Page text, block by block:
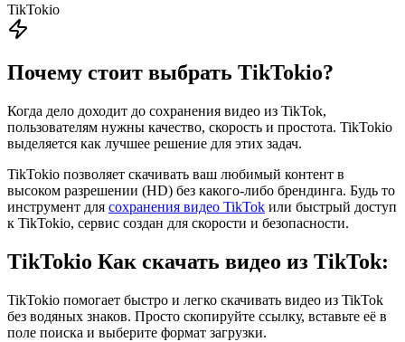
TikTokio
Почему стоит выбрать TikTokio?
Когда дело доходит до сохранения видео из TikTok,
пользователям нужны качество, скорость и простота. TikTokio
выделяется как лучшее решение для этих задач.
TikTokio позволяет скачивать ваш любимый контент в
высоком разрешении (HD) без какого-либо брендинга. Будь то
инструмент для сохранения видео TikTok или быстрый доступ
к TikTokio, сервис создан для скорости и безопасности.
TikTokio Как скачать видео из TikTok:
TikTokio помогает быстро и легко скачивать видео из TikTok
без водяных знаков. Просто скопируйте ссылку, вставьте её в
поле поиска и выберите формат загрузки.